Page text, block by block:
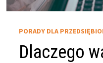
PORADY DLA
Dlaczego